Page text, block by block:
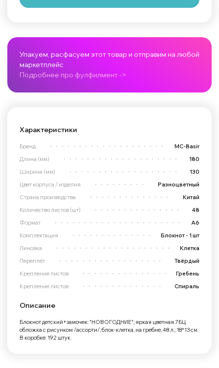
Упакуем, расфасуем этот товар и отправим на любой
маркетплейс
Подробнее про фулфилмент ->
Характеристики
Бренд
MC-Basir
Длина (мм)
180
Ширина (мм)
130
Цвет корпуса / изделия
Разноцветный
Страна производства
Китай
Количество листов (шт)
48
Формат
А6
Комплектация
Блокнот - 1 шт
Линовка
Клетка
Переплёт
Твёрдый
Крепление листов
Гребень
Крепление листов
Спираль
Описание
Блокнот детский+замочек: "НОВОГОДНИЕ"; яркая цветная 7БЦ
обложка с рисунком /ассорти/, блок-клетка, на гребне, 48 л.; 18*13 см.
В коробке: 192 штук.